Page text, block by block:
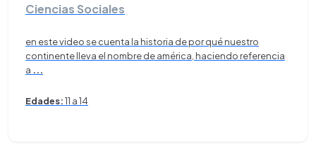
Ciencias Sociales
en este video se cuenta la historia de por qué nuestro
continente lleva el nombre de américa, haciendo referencia
a ...
Edades:11 a 14